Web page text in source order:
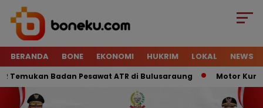
BERANDA BONE EKONOMI HUKRIM LOKAL NEWS
Badan Pesawat ATR di Bulusaraung Motor Kurir